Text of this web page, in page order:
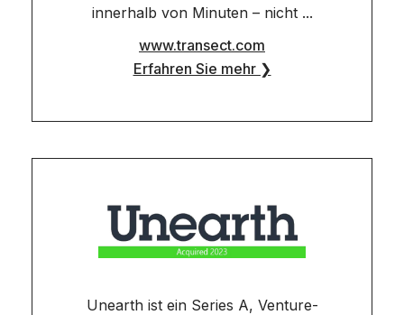
innerhalb von Minuten – nicht ...
www.transect.com
Erfahren Sie mehr ❯
Unearth ist ein Series A, Venture-